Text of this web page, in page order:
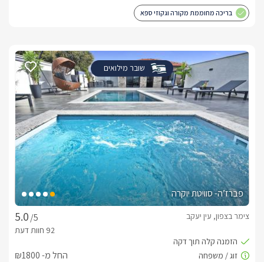
בריכה מחוממת מקורה וגקוזי ספא
שובר מילואים
פברז’ה- סוויטת יוקרה
/5
צימר בצפון, עין יעקב
החל מ- ₪1800